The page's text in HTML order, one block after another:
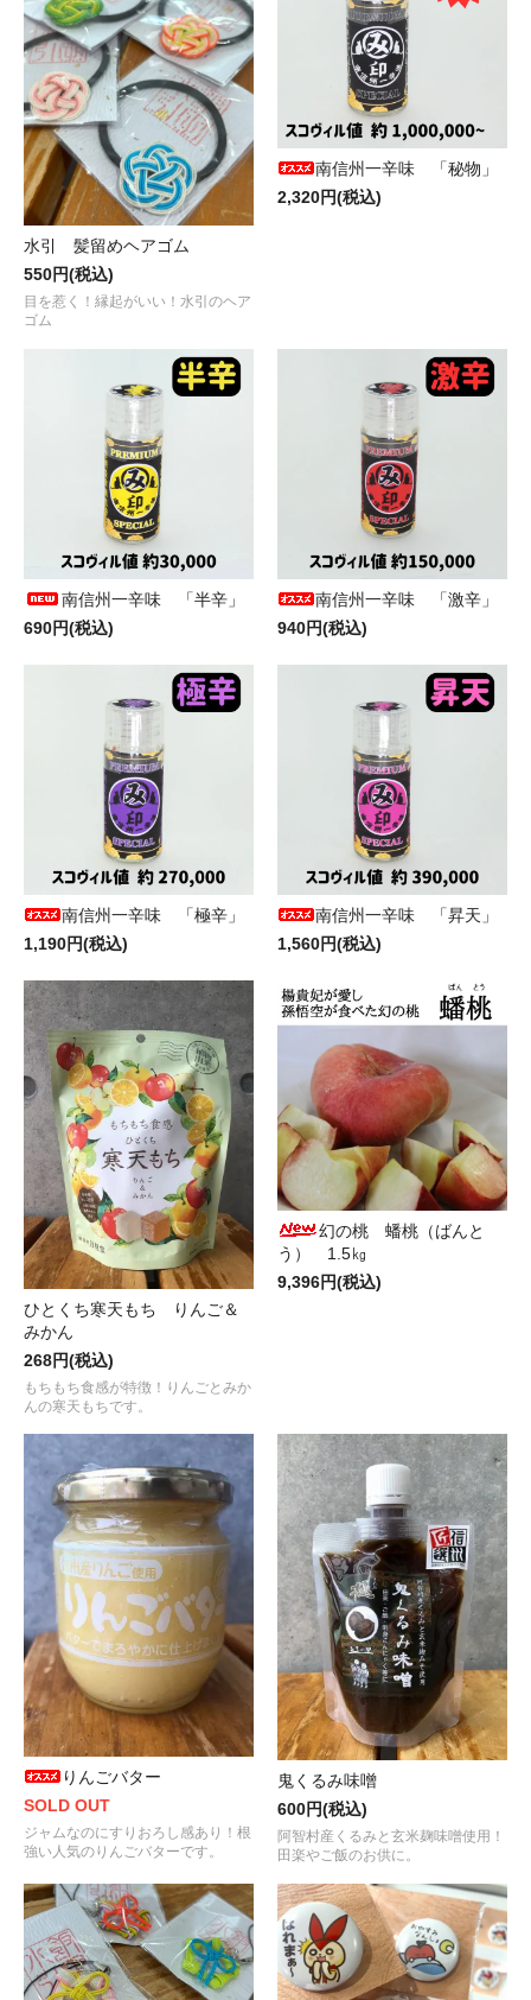
水引 髪留めヘアゴム
550円(税込)
目を惹く！縁起がいい！水引のヘア
ゴム
南信州一辛味 「秘物」
2,320円(税込)
南信州一辛味 「半辛」
690円(税込)
南信州一辛味 「激辛」
940円(税込)
南信州一辛味 「極辛」
1,190円(税込)
南信州一辛味 「昇天」
1,560円(税込)
ひとくち寒天もち りんご＆
みかん
268円(税込)
もちもち食感が特徴！りんごとみか
んの寒天もちです。
幻の桃 蟠桃（ばんと
う） 1.5㎏
9,396円(税込)
りんごバター
SOLD OUT
ジャムなのにすりおろし感あり！根
強い人気のりんごバターです。
鬼くるみ味噌
600円(税込)
阿智村産くるみと玄米麹味噌使用！
田楽やご飯のお供に。